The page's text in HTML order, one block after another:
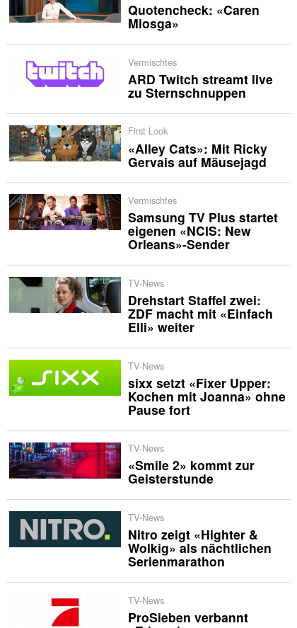
Quotencheck: «Caren
Miosga»
Vermischtes
ARD Twitch streamt live
zu Sternschnuppen
First Look
«Alley Cats»: Mit Ricky
Gervais auf Mäusejagd
Vermischtes
Samsung TV Plus startet
eigenen «NCIS: New
Orleans»-Sender
TV-News
Drehstart Staffel zwei:
ZDF macht mit «Einfach
Elli» weiter
TV-News
sixx setzt «Fixer Upper:
Kochen mit Joanna» ohne
Pause fort
TV-News
«Smile 2» kommt zur
Geisterstunde
TV-News
Nitro zeigt «Highter &
Wolkig» als nächtlichen
Serienmarathon
TV-News
ProSieben verbannt